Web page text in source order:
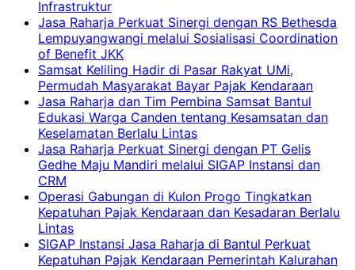
Infrastruktur
Jasa Raharja Perkuat Sinergi dengan RS Bethesda
Lempuyangwangi melalui Sosialisasi Coordination
of Benefit JKK
Samsat Keliling Hadir di Pasar Rakyat UMi,
Permudah Masyarakat Bayar Pajak Kendaraan
Jasa Raharja dan Tim Pembina Samsat Bantul
Edukasi Warga Canden tentang Kesamsatan dan
Keselamatan Berlalu Lintas
Jasa Raharja Perkuat Sinergi dengan PT Gelis
Gedhe Maju Mandiri melalui SIGAP Instansi dan
CRM
Operasi Gabungan di Kulon Progo Tingkatkan
Kepatuhan Pajak Kendaraan dan Kesadaran Berlalu
Lintas
SIGAP Instansi Jasa Raharja di Bantul Perkuat
Kepatuhan Pajak Kendaraan Pemerintah Kalurahan